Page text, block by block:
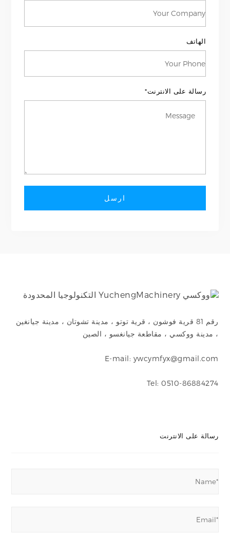
الهاتف
رسالة على الانترنت*
ارسل
رقم 81 قرية فوشون ، قرية توتو ، مدينة تشوتان ، مدينة جيانغين
، مدينة ووكسي ، مقاطعة جيانغسو ، الصين
E-mail: ywcymfyx@gmail.com
Tel: 0510-86884274
رسالة على الانترنت